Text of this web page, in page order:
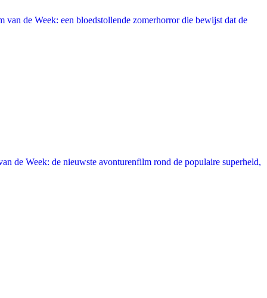
de Week: een bloedstollende zomerhorror die bewijst dat de
de Week: de nieuwste avonturenfilm rond de populaire superheld,